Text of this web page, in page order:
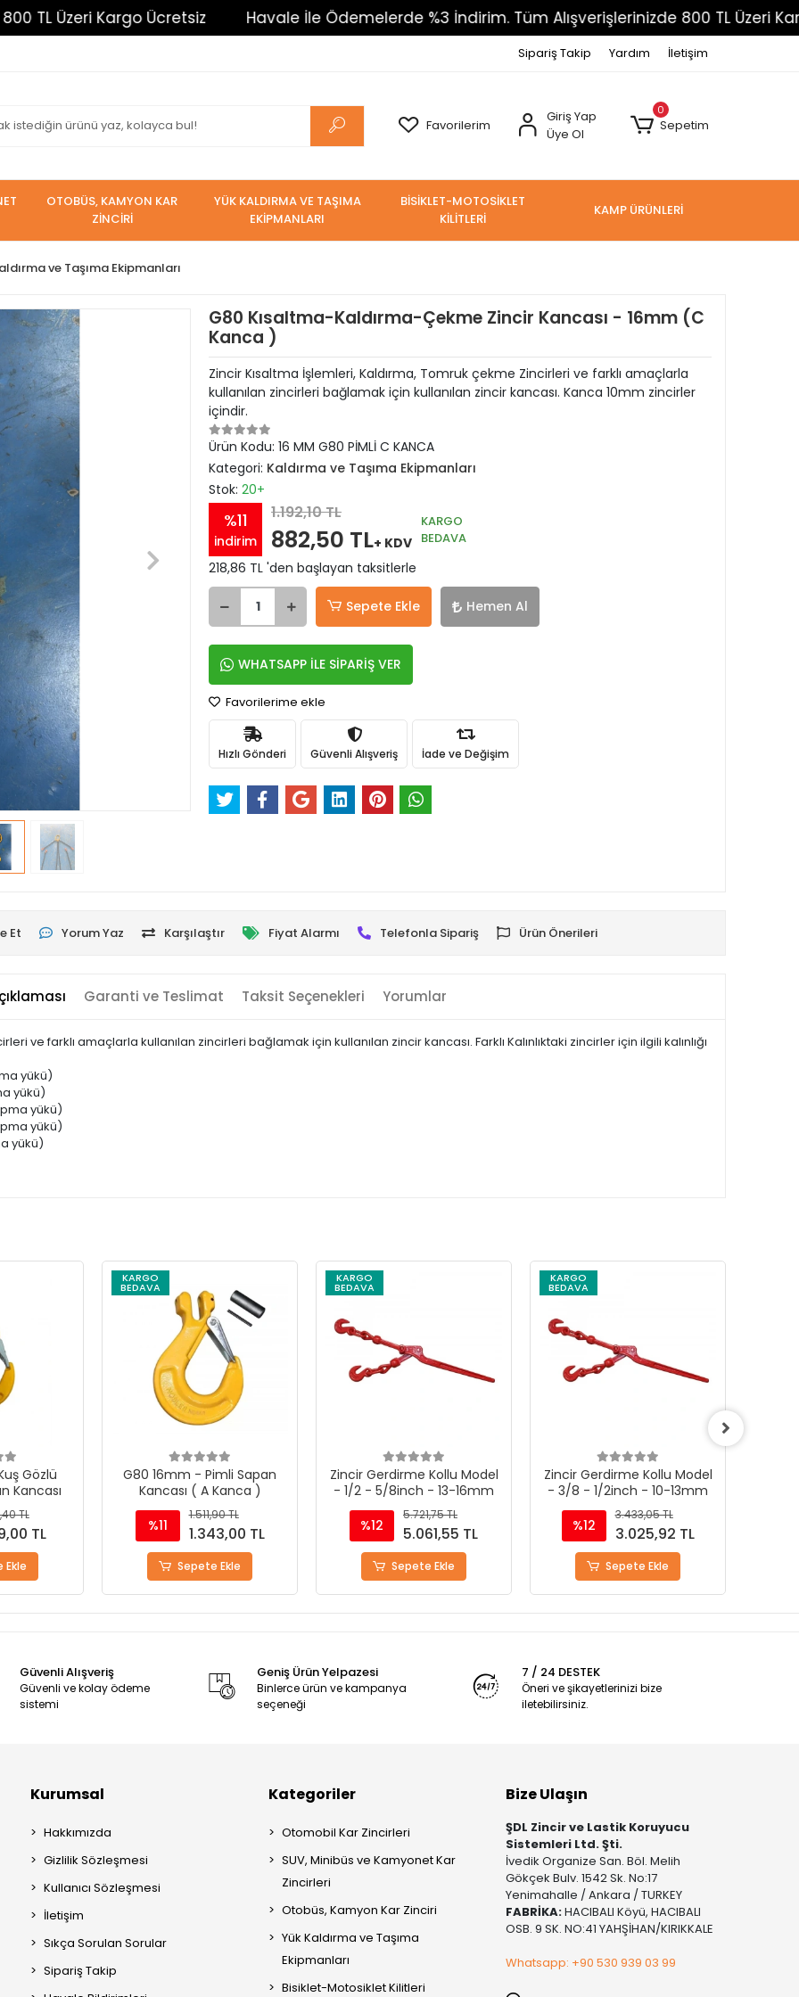
Üzeri Kargo Ücretsiz Havale İle Ödemelerde %3 İndirim. Tüm Alışverişlerinizde 800 TL Üzeri Kargo
Sipariş Takip Yardım İletişim
Favorilerim
Giriş Yap
Üye Ol
0
Sepetim
OTOBÜS, KAMYON KAR
ZİNCİRİ
YÜK KALDIRMA VE TAŞIMA
EKİPMANLARI
BİSİKLET-MOTOSİKLET
KİLİTLERİ
KAMP ÜRÜNLERİ
ve Taşıma Ekipmanları
G80 Kısaltma-Kaldırma-Çekme Zincir Kancası - 16mm (C
Kanca )
Zincir Kısaltma İşlemleri, Kaldırma, Tomruk çekme Zincirleri ve farklı amaçlarla
kullanılan zincirleri bağlamak için kullanılan zincir kancası. Kanca 10mm zincirler
içindir.
Ürün Kodu: 16 MM G80 PİMLİ C KANCA
Kategori: Kaldırma ve Taşıma Ekipmanları
Stok: 20+
%11
indirim
1.192,10 TL
882,50 TL+ KDV
KARGO
BEDAVA
218,86 TL 'den başlayan taksitlerle
Sepete Ekle Hemen Al
WHATSAPP İLE SİPARİŞ VER
Favorilerime ekle
Hızlı Gönderi Güvenli Alışveriş İade ve Değişim
Et Yorum Yaz Karşılaştır Fiyat Alarmı Telefonla Sipariş Ürün Önerileri
Garanti ve Teslimat Taksit Seçenekleri Yorumlar
ve farklı amaçlarla kullanılan zincirleri bağlamak için kullanılan zincir kancası. Farklı Kalınlıktaki zincirler için ilgili kalınlığı
yükü)
yükü)
yükü)
yükü)
yükü)
Sapan
)
TL
TL
Ekle
KARGO
BEDAVA
Zincir Gerdirme Kollu Model
- 1/2 - 5/8inch - 13-16mm
%12
5.721,75 TL
5.061,55 TL
Sepete Ekle
KARGO
BEDAVA
Zincir Gerdirme Kollu Model
- 3/8 - 1/2inch - 10-13mm
%12
3.433,05 TL
3.025,92 TL
Sepete Ekle
KARGO
BEDAVA
Zincir Gerdirme Kollu Model
- 1/4 - 5/16inch - 6-8mm
%12
2.074,13 TL
1.815,55 TL
Sepete Ekle
Güvenli Alışveriş
Güvenli ve kolay ödeme
sistemi
Geniş Ürün Yelpazesi
Binlerce ürün ve kampanya
seçeneği
7 / 24 DESTEK
Öneri ve şikayetlerinizi bize
iletebilirsiniz.
Kurumsal
Hakkımızda
Gizlilik Sözleşmesi
Kullanıcı Sözleşmesi
İletişim
Sıkça Sorulan Sorular
Sipariş Takip
Kategoriler
Otomobil Kar Zincirleri
SUV, Minibüs ve Kamyonet Kar
Zincirleri
Otobüs, Kamyon Kar Zinciri
Yük Kaldırma ve Taşıma
Ekipmanları
Bisiklet-Motosiklet Kilitleri
Bize Ulaşın
ŞDL Zincir ve Lastik Koruyucu
Sistemleri Ltd. Şti.
İvedik Organize San. Böl. Melih
Gökçek Bulv. 1542 Sk. No:17
Yenimahalle / Ankara / TURKEY
FABRİKA:HACIBALI Köyü, HACIBALI
OSB. 9 SK. NO:41 YAHŞİHAN/KIRIKKALE
Whatsapp: +90 530 939 03 99